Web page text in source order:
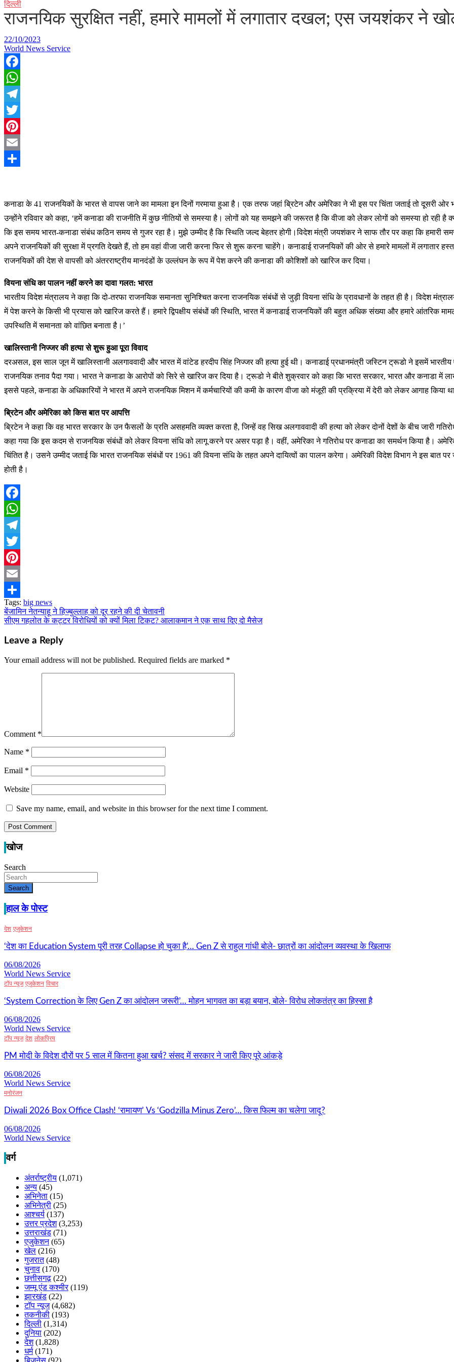
दिल्ली
राजनयिक सुरक्षित नहीं, हमारे मामलों में लगातार दखल; एस जयशंकर ने
22/10/2023
World News Service
Facebook
WhatsApp
Telegram
Twitter
Pinterest
Email
कनाडा के 41 राजनयिकों के भारत से वापस जाने का मामला इन दिनों गरमाया हुआ है। एक तरफ जहां ब्रिटेन और अमेरिका ने भी इस पर चिंता जताई तो दूसरी
उन्होंने रविवार को कहा, ‘हमें कनाडा की राजनीति में कुछ नीतियों से समस्या है। लोगों को यह समझने की जरूरत है कि वीजा को लेकर लोगों को समस्या हो रही
कि इस समय भारत-कनाडा संबंध कठिन समय से गुजर रहा है। मुझे उम्मीद है कि स्थिति जल्द बेहतर होगी।विदेश मंत्री जयशंकर ने साफ तौर पर कहा कि हमारी
अपने राजनयिकों की सुरक्षा में प्रगति देखते हैं, तो हम वहां वीजा जारी करना फिर से शुरू करना चाहेंगे। कनाडाई राजनयिकों की ओर से हमारे मामलों में लगातार
राजनयिकों की देश से वापसी को अंतरराष्ट्रीय मानदंडों के उल्लंघन के रूप में पेश करने की कनाडा की कोशिशों को खारिज कर दिया।
वियना संधि का पालन नहीं करने का दावा गलत: भारत
भारतीय विदेश मंत्रालय ने कहा कि दो-तरफा राजनयिक समानता सुनिश्चित करना राजनयिक संबंधों से जुड़ी वियना संधि के प्रावधानों के तहत ही है। विदेश
में पेश करने के किसी भी प्रयास को खारिज करते हैं। हमारे द्विपक्षीय संबंधों की स्थिति, भारत में कनाडाई राजनयिकों की बहुत अधिक संख्या और हमारे आंतरिक
उपस्थिति में समानता को वांछित बनाता है।’
खालिस्तानी निज्जर की हत्या से शुरू हुआ पूरा विवाद
दरअसल, इस साल जून में खालिस्तानी अलगाववादी और भारत में वांटेड हरदीप सिंह निज्जर की हत्या हुई थी। कनाडाई प्रधानमंत्री जस्टिन ट्रूडो ने इसमें
राजनयिक तनाव पैदा गया। भारत ने कनाडा के आरोपों को सिरे से खारिज कर दिया है। ट्रूडो ने बीते शुक्रवार को कहा कि भारत सरकार, भारत और कनाडा में
इससे पहले, कनाडा के अधिकारियों ने भारत में अपने राजनयिक मिशन में कर्मचारियों की कमी के कारण वीजा को मंजूरी की प्रक्रिया में देरी को लेकर आगाह किया
ब्रिटेन और अमेरिका को किस बात पर आपत्ति
ब्रिटेन ने कहा कि वह भारत सरकार के उन फैसलों के प्रति असहमति व्यक्त करता है, जिन्हें वह सिख अलगाववादी की हत्या को लेकर दोनों देशों के बीच जारी
कहा गया कि इस कदम से राजनयिक संबंधों को लेकर वियना संधि को लागू करने पर असर पड़ा है। वहीं, अमेरिका ने गतिरोध पर कनाडा का समर्थन किया है।
चिंतित है। उसने उम्मीद जताई कि भारत राजनयिक संबंधों पर 1961 की वियना संधि के तहत अपने दायित्वों का पालन करेगा। अमेरिकी विदेश विभाग ने इस बात
होती है।
Facebook
WhatsApp
Telegram
Twitter
Pinterest
Email
Share
Tags: big news
Post
navigation
बेंजामिन नेतन्याहू ने हिज्बुल्लाह को दूर रहने की दी चेतावनी
सीएम गहलोत के कट्टर विरोधियों को क्यों मिला टिकट? आलाकमान ने एक साथ दिए दो मैसेज
Leave a Reply
Your email address will not be published. Required fields are marked *
Comment *
Name *
Email *
Website
Save my name, email, and website in this browser for the next time I comment.
खोज
Search
Search
हाल के पोस्ट
देश एजुकेशन
‘देश का Education System पूरी तरह Collapse हो चुका है’… Gen Z से राहुल गांधी बोले- छात्रों का आंदोलन व्यवस्था के खिलाफ
06/08/2026
World News Service
टॉप न्यूज एजुकेशन विचार
‘System Correction के लिए Gen Z का आंदोलन जरूरी’… मोहन भागवत का बड़ा बयान, बोले- विरोध लोकतंत्र का हिस्सा है
06/08/2026
World News Service
टॉप न्यूज देश लोकप्रिय
PM मोदी के विदेश दौरों पर 5 साल में कितना हुआ खर्च? संसद में सरकार ने जारी किए पूरे आंकड़े
06/08/2026
World News Service
मनोरंजन
Diwali 2026 Box Office Clash! ‘रामायण’ Vs ‘Godzilla Minus Zero’… किस फिल्म का चलेगा जादू?
06/08/2026
World News Service
वर्ग
अंतर्राष्ट्रीय (1,071)
अन्य (45)
अभिनेता (15)
अभिनेत्री (25)
आश्चर्य (137)
उत्तर प्रदेश(3,253)
उत्तराखंड (71)
एजुकेशन(65)
खेल (216)
गुजरात(48)
चुनाव (170)
छत्तीसगढ़ (22)
जम्मू एंड कश्मीर(119)
झारखंड (22)
टॉप न्यूज(4,682)
तकनीकी (193)
दिल्ली (1,314)
दुनिया (202)
देश(1,828)
धर्म(171)
बिजनेस (92)